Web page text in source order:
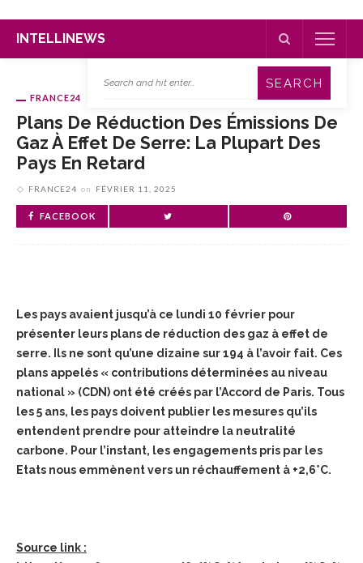
INTELLINEWS
FRANCE24
Plans De Réduction Des Émissions De
Gaz À Effet De Serre: La Plupart Des
Pays En Retard
FRANCE24 on FÉVRIER 11, 2025
FACEBOOK
Les pays avaient jusqu’à ce lundi 10 février pour
présenter leurs plans de réduction des gaz à effet de
serre. Ils ne sont qu’une dizaine sur 194 à l’avoir fait. Ces
plans appelés « contributions déterminées au niveau
national » (CDN) ont été créés par l’Accord de Paris. Tous
les 5 ans, les pays doivent publier les mesures qu’ils
entendent prendre pour atteindre la neutralité
carbone. Pour l’instant, les engagements pris par les
Etats nous emmènent vers un réchauffement à +2,6°C.
Source link :